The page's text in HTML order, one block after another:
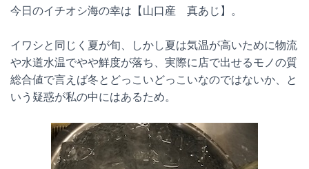
今日のイチオシ海の幸は【山口産 真あじ】。
イワシと同じく夏が旬、しかし夏は気温が高いために物流
や水道水温でやや鮮度が落ち、実際に店で出せるモノの質
総合値で言えば冬とどっこいどっこいなのではないか、と
いう疑惑が私の中にはあるため。